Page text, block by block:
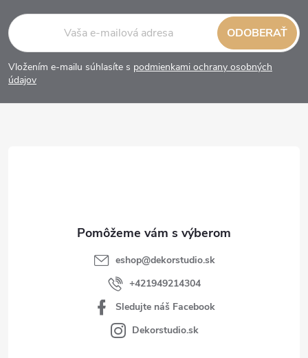
Z
á
p
Vložením e-mailu súhlasíte s podmienkami ochrany osobných
údajov
ODOBERAŤ
eshop@dekorstudio.sk
+421949214304
Sledujte náš Facebook
Dekorstudio.sk